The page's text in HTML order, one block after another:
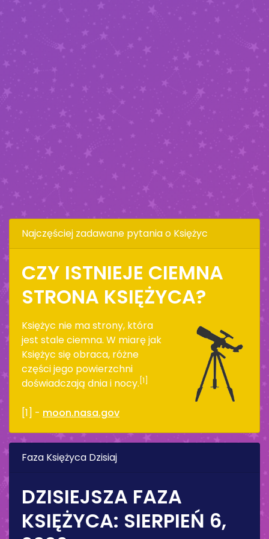
Najczęściej zadawane pytania o Księżyc
CZY ISTNIEJE CIEMNA
STRONA KSIĘŻYCA?
Księżyc nie ma strony, która
jest stale ciemna. W miarę jak
Księżyc się obraca, różne
części jego powierzchni
doświadczają dnia i nocy. [1]
[1] - moon.nasa.gov
Faza Księżyca Dzisiaj
DZISIEJSZA FAZA
KSIĘŻYCA: SIERPIEŃ 6,